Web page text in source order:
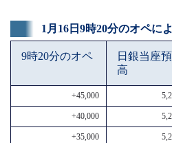
1月16日9時20分のオペに
9時20分のオペ
日銀当座
高
+45,000
+40,000
+35,000